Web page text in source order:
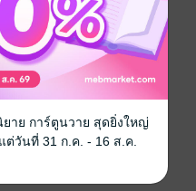
ยาย การ์ตูนวาย สุดยิ่งใหญ่
วันที่ 31 ก.ค. - 16 ส.ค.